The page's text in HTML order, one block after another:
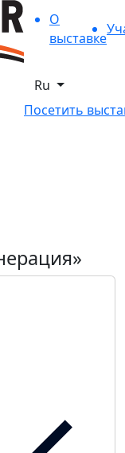
О
выставке
Ru
Посетить